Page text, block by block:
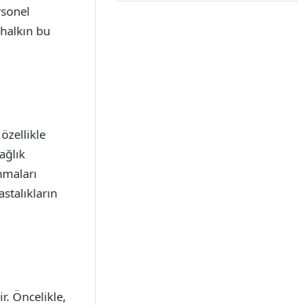
bu
özellikle
Öncelikle,